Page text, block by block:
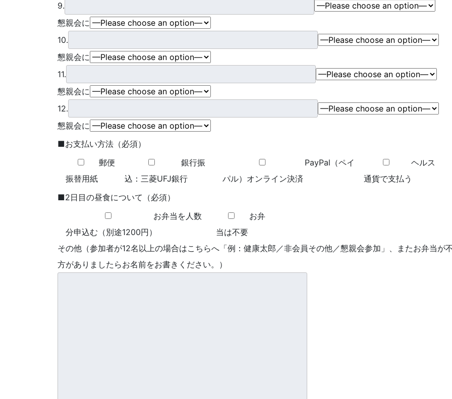
9.
懇親会に
10.
懇親会に
11.
懇親会に
12.
懇親会に
■お支払い方法（必須）
郵便
振替用紙
銀行振
込：三菱UFJ銀行
PayPal（ペイ
パル）オンライン決済
ヘルス
通貨で支払う
■2日目の昼食について（必須）
お弁当を人数
分申込む（別途1200円）
お弁
当は不要
その他（参加者が12名以上の場合はこちらへ「例：健康太郎／非会員その他／懇親会参加」、またお弁当が
方がありましたらお名前をお書きください。）